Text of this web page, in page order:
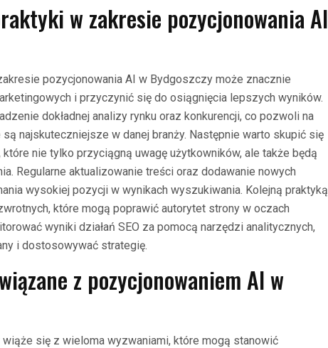
w zakresie pozycjonowania AI
pozycjonowania AI w Bydgoszczy może znacznie
i przyczynić się do osiągnięcia lepszych wyników.
dokładnej analizy rynku oraz konkurencji, co pozwoli na
najskuteczniejsze w danej branży. Następnie warto skupić się
nie tylko przyciągną uwagę użytkowników, ale także będą
Regularne aktualizowanie treści oraz dodawanie nowych
wysokiej pozycji w wynikach wyszukiwania. Kolejną praktyką
które mogą poprawić autorytet strony w oczach
wyniki działań SEO za pomocą narzędzi analitycznych,
i dostosowywać strategię.
z pozycjonowaniem AI w
się z wieloma wyzwaniami, które mogą stanowić